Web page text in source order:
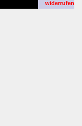
widerrufen